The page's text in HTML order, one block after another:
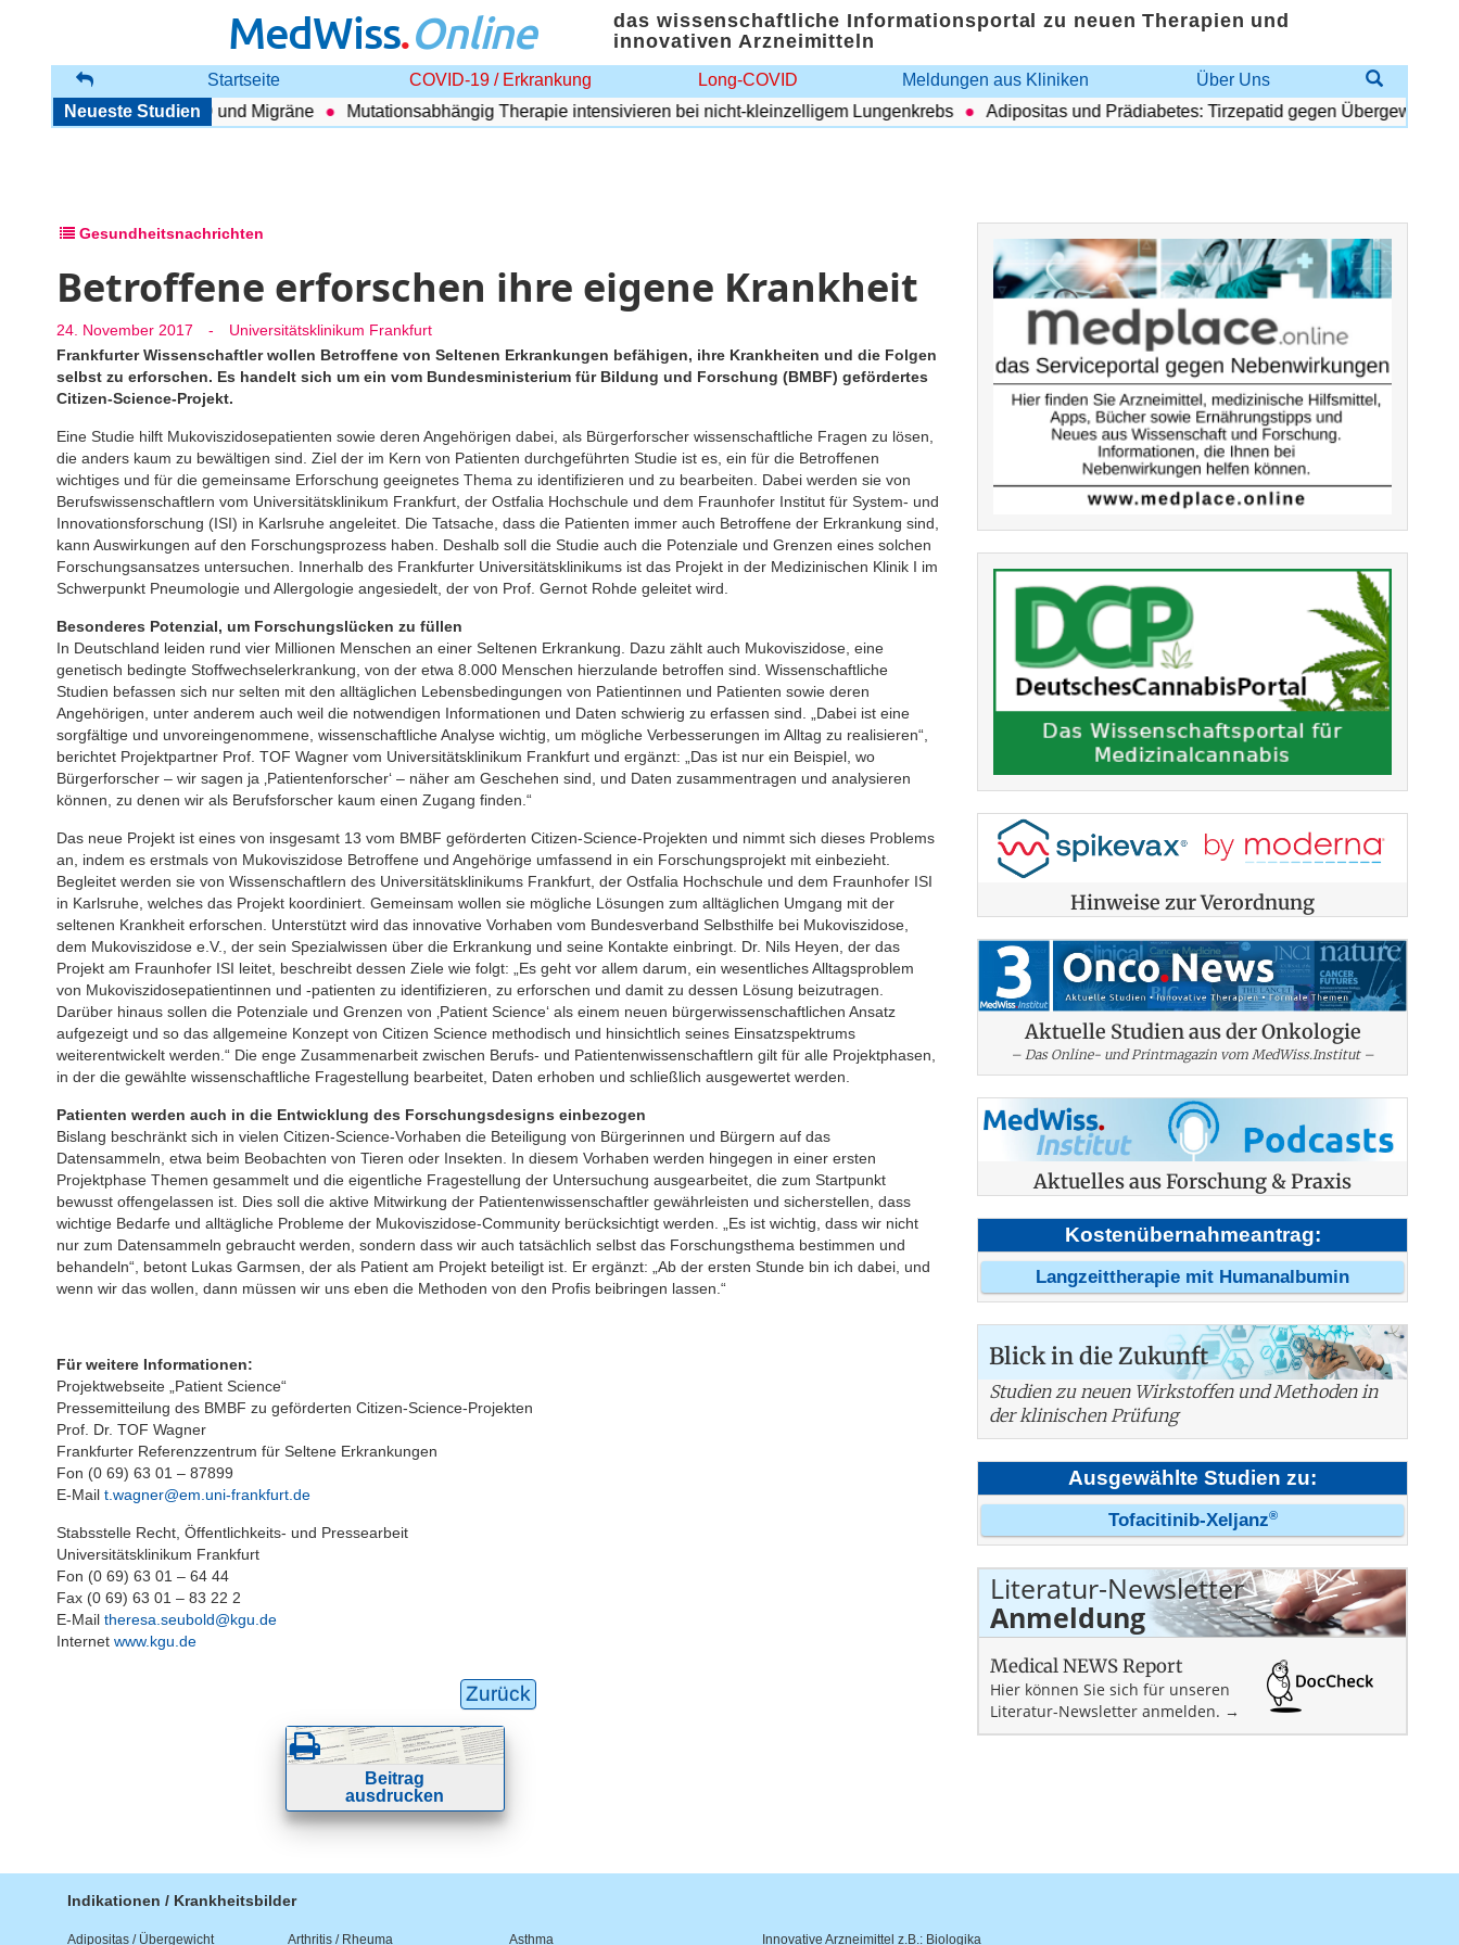
MedWiss.Online
das wissenschaftliche Informationsportal zu neuen Therapien und
innovativen Arzneimitteln
Startseite COVID-19 / Erkrankung Long-COVID Meldungen aus Kliniken
Über Uns
Neueste Studien
zwischen COPD und Migräne Mutationsabhängig Therapie intensivieren bei nicht-kleinzelligem Lungenkrebs Adipositas und Prädiabetes: Tirzepatid gegen Übergewicht und
Gesundheitsnachrichten
Betroffene erforschen ihre eigene Krankheit
24. November 2017 -
Universitätsklinikum Frankfurt
Frankfurter Wissenschaftler wollen Betroffene von Seltenen Erkrankungen befähigen, ihre Krankheiten und die Folgen
selbst zu erforschen. Es handelt sich um ein vom Bundesministerium für Bildung und Forschung (BMBF) gefördertes
Citizen-Science-Projekt.
Eine Studie hilft Mukoviszidosepatienten sowie deren Angehörigen dabei, als Bürgerforscher wissenschaftliche Fragen zu lösen,
die anders kaum zu bewältigen sind. Ziel der im Kern von Patienten durchgeführten Studie ist es, ein für die Betroffenen
wichtiges und für die gemeinsame Erforschung geeignetes Thema zu identifizieren und zu bearbeiten. Dabei werden sie von
Berufswissenschaftlern vom Universitätsklinikum Frankfurt, der Ostfalia Hochschule und dem Fraunhofer Institut für System- und
Innovationsforschung (ISI) in Karlsruhe angeleitet. Die Tatsache, dass die Patienten immer auch Betroffene der Erkrankung sind,
kann Auswirkungen auf den Forschungsprozess haben. Deshalb soll die Studie auch die Potenziale und Grenzen eines solchen
Forschungsansatzes untersuchen. Innerhalb des Frankfurter Universitätsklinikums ist das Projekt in der Medizinischen Klinik I im
Schwerpunkt Pneumologie und Allergologie angesiedelt, der von Prof. Gernot Rohde geleitet wird.
Besonderes Potenzial, um Forschungslücken zu füllen
In Deutschland leiden rund vier Millionen Menschen an einer Seltenen Erkrankung. Dazu zählt auch Mukoviszidose, eine
genetisch bedingte Stoffwechselerkrankung, von der etwa 8.000 Menschen hierzulande betroffen sind. Wissenschaftliche
Studien befassen sich nur selten mit den alltäglichen Lebensbedingungen von Patientinnen und Patienten sowie deren
Angehörigen, unter anderem auch weil die notwendigen Informationen und Daten schwierig zu erfassen sind. „Dabei ist eine
sorgfältige und unvoreingenommene, wissenschaftliche Analyse wichtig, um mögliche Verbesserungen im Alltag zu realisieren“,
berichtet Projektpartner Prof. TOF Wagner vom Universitätsklinikum Frankfurt und ergänzt: „Das ist nur ein Beispiel, wo
Bürgerforscher – wir sagen ja ‚Patientenforscher‘ – näher am Geschehen sind, und Daten zusammentragen und analysieren
können, zu denen wir als Berufsforscher kaum einen Zugang finden.“
Das neue Projekt ist eines von insgesamt 13 vom BMBF geförderten Citizen-Science-Projekten und nimmt sich dieses Problems
an, indem es erstmals von Mukoviszidose Betroffene und Angehörige umfassend in ein Forschungsprojekt mit einbezieht.
Begleitet werden sie von Wissenschaftlern des Universitätsklinikums Frankfurt, der Ostfalia Hochschule und dem Fraunhofer ISI
in Karlsruhe, welches das Projekt koordiniert. Gemeinsam wollen sie mögliche Lösungen zum alltäglichen Umgang mit der
seltenen Krankheit erforschen. Unterstützt wird das innovative Vorhaben vom Bundesverband Selbsthilfe bei Mukoviszidose,
dem Mukoviszidose e.V., der sein Spezialwissen über die Erkrankung und seine Kontakte einbringt. Dr. Nils Heyen, der das
Projekt am Fraunhofer ISI leitet, beschreibt dessen Ziele wie folgt: „Es geht vor allem darum, ein wesentliches Alltagsproblem
von Mukoviszidosepatientinnen und -patienten zu identifizieren, zu erforschen und damit zu dessen Lösung beizutragen.
Darüber hinaus sollen die Potenziale und Grenzen von ‚Patient Science‘ als einem neuen bürgerwissenschaftlichen Ansatz
aufgezeigt und so das allgemeine Konzept von Citizen Science methodisch und hinsichtlich seines Einsatzspektrums
weiterentwickelt werden.“ Die enge Zusammenarbeit zwischen Berufs- und Patientenwissenschaftlern gilt für alle Projektphasen,
in der die gewählte wissenschaftliche Fragestellung bearbeitet, Daten erhoben und schließlich ausgewertet werden.
Patienten werden auch in die Entwicklung des Forschungsdesigns einbezogen
Bislang beschränkt sich in vielen Citizen-Science-Vorhaben die Beteiligung von Bürgerinnen und Bürgern auf das
Datensammeln, etwa beim Beobachten von Tieren oder Insekten. In diesem Vorhaben werden hingegen in einer ersten
Projektphase Themen gesammelt und die eigentliche Fragestellung der Untersuchung ausgearbeitet, die zum Startpunkt
bewusst offengelassen ist. Dies soll die aktive Mitwirkung der Patientenwissenschaftler gewährleisten und sicherstellen, dass
wichtige Bedarfe und alltägliche Probleme der Mukoviszidose-Community berücksichtigt werden. „Es ist wichtig, dass wir nicht
nur zum Datensammeln gebraucht werden, sondern dass wir auch tatsächlich selbst das Forschungsthema bestimmen und
behandeln“, betont Lukas Garmsen, der als Patient am Projekt beteiligt ist. Er ergänzt: „Ab der ersten Stunde bin ich dabei, und
wenn wir das wollen, dann müssen wir uns eben die Methoden von den Profis beibringen lassen.“
Für weitere Informationen:
Projektwebseite „Patient Science“
Pressemitteilung des BMBF zu geförderten Citizen-Science-Projekten
Prof. Dr. TOF Wagner
Frankfurter Referenzzentrum für Seltene Erkrankungen
Fon (0 69) 63 01 – 87899
E-Mail t.wagner@em.uni-frankfurt.de
Stabsstelle Recht, Öffentlichkeits- und Pressearbeit
Universitätsklinikum Frankfurt
Fon (0 69) 63 01 – 64 44
Fax (0 69) 63 01 – 83 22 2
E-Mail theresa.seubold@kgu.de
Internet www.kgu.de
Zurück
Beitrag
ausdrucken
Hinweise zur Verordnung
Aktuelle Studien aus der Onkologie
– Das Online- und Printmagazin vom MedWiss.Institut –
Aktuelles aus Forschung & Praxis
Kostenübernahmeantrag:
Langzeittherapie mit Humanalbumin
Blick in die Zukunft
Studien zu neuen Wirkstoffen und Methoden in
der klinischen Prüfung
Ausgewählte Studien zu:
Tofacitinib-Xeljanz®
Literatur-Newsletter
Anmeldung
Medical NEWS Report
Hier können Sie sich für unseren
Literatur-Newsletter anmelden. →
Indikationen / Krankheitsbilder
Adipositas / Übergewicht Arthritis / Rheuma Asthma Innovative Arzneimittel z.B.: Biologika